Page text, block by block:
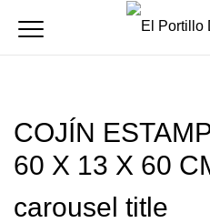
COJÍN
60 X 13 X 60
carousel title